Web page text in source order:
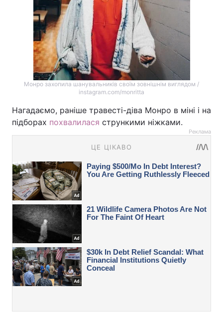
Монро захопила шанувальників своїм зовнішнім виглядом /
instagram.com/monritta
Нагадаємо, раніше травесті-діва Монро в міні і на
підборах похвалилася стрункими ніжками.
Реклама